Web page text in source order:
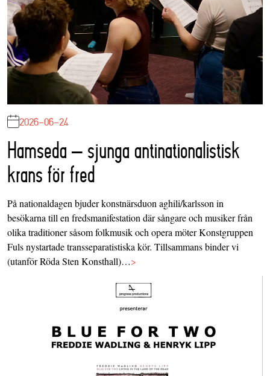
2026-06-24
Hamseda – sjunga antinationalistisk
krans för fred
På nationaldagen bjuder konstnärsduon aghili/karlsson in
besökarna till en fredsmanifestation där sångare och musiker från
olika traditioner såsom folkmusik och opera möter Konstgruppen
Fuls nystartade transseparatistiska kör. Tillsammans binder vi
(utanför Röda Sten Konsthall)…>